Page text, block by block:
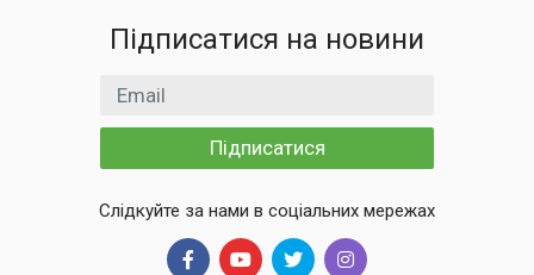
Підписатися на новини
Email
Підписатися
Слідкуйте за нами в соціальних мережах